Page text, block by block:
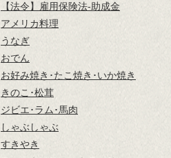
【法令】雇用保険法-助成金
アメリカ料理
うなぎ
おでん
お好み焼き･たこ焼き･いか焼き
きのこ･松茸
ジビエ･ラム･馬肉
しゃぶしゃぶ
すきやき